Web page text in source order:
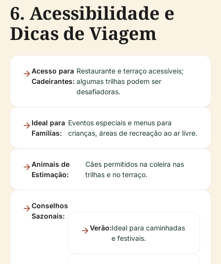
6. Acessibilidade e
Dicas de Viagem
Acesso para
Cadeirantes:
Restaurante e terraço acessíveis;
algumas trilhas podem ser
desafiadoras.
Ideal para
Famílias:
Eventos especiais e menus para
crianças, áreas de recreação ao ar livre.
Animais de
Estimação:
Cães permitidos na coleira nas
trilhas e no terraço.
Conselhos
Sazonais:
Verão:Ideal para caminhadas
e festivais.